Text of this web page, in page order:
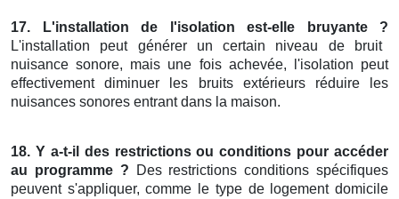
17. L'installation de l'isolation est-elle bruyante ?
L'installation peut générer un certain niveau de bruit
nuisance sonore, mais une fois achevée, l'isolation peut
effectivement diminuer les bruits extérieurs réduire les
nuisances sonores entrant dans la maison.
18. Y a-t-il des restrictions ou conditions pour accéder
au programme ? Des restrictions conditions spécifiques
peuvent s'appliquer, comme le type de logement domicile